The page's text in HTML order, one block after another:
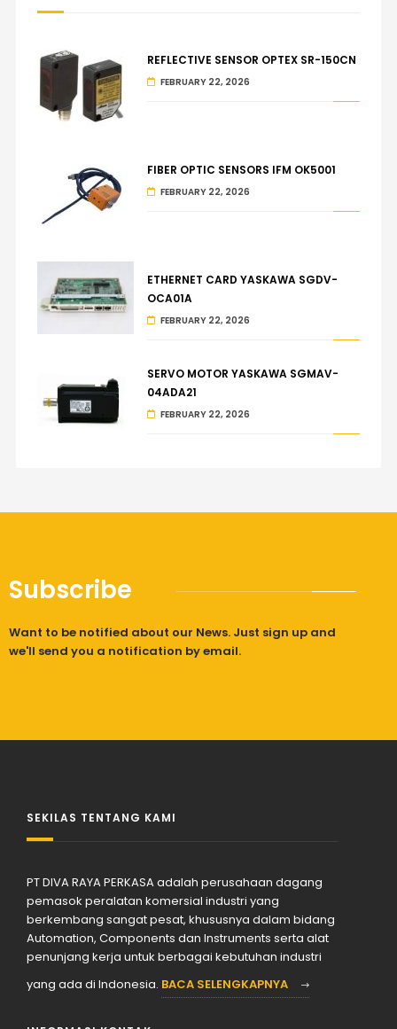
REFLECTIVE SENSOR OPTEX SR-150CN
FEBRUARY 22, 2026
FIBER OPTIC SENSORS IFM OK5001
FEBRUARY 22, 2026
ETHERNET CARD YASKAWA SGDV-
OCA01A
FEBRUARY 22, 2026
SERVO MOTOR YASKAWA SGMAV-
04ADA21
FEBRUARY 22, 2026
Subscribe
Want to be notified about our News. Just sign up and
we'll send you a notification by email.
SEKILAS TENTANG KAMI
PT DIVA RAYA PERKASA adalah perusahaan dagang
pemasok peralatan komersial industri yang
berkembang sangat pesat, khususnya dalam bidang
Automation, Components dan Instruments serta alat
penunjang kerja untuk berbagai kebutuhan industri
yang ada di Indonesia. BACA SELENGKAPNYA